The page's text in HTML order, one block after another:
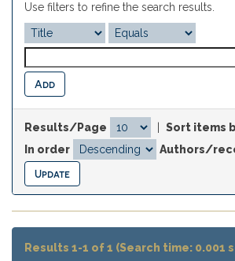
Use filters to refine the search results.
Results/Page
Sort items
In order
Authors/
Results 1-1 of 1 (Search time: 0.001